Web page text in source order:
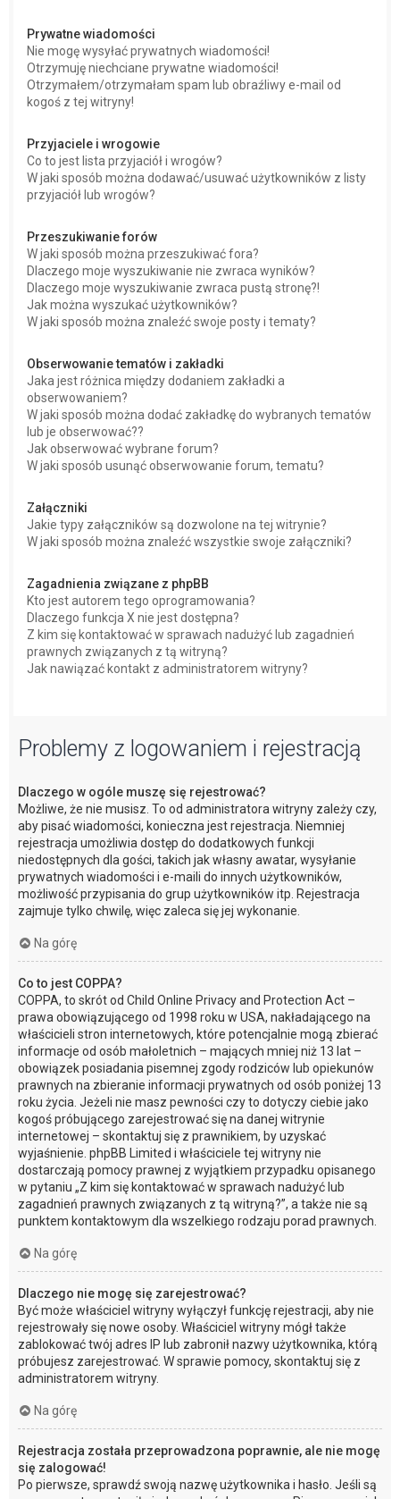
Prywatne wiadomości
Nie mogę wysyłać prywatnych wiadomości!
Otrzymuję niechciane prywatne wiadomości!
Otrzymałem/otrzymałam spam lub obraźliwy e-mail od
kogoś z tej witryny!
Przyjaciele i wrogowie
Co to jest lista przyjaciół i wrogów?
W jaki sposób można dodawać/usuwać użytkowników z listy
przyjaciół lub wrogów?
Przeszukiwanie forów
W jaki sposób można przeszukiwać fora?
Dlaczego moje wyszukiwanie nie zwraca wyników?
Dlaczego moje wyszukiwanie zwraca pustą stronę?!
Jak można wyszukać użytkowników?
W jaki sposób można znaleźć swoje posty i tematy?
Obserwowanie tematów i zakładki
Jaka jest różnica między dodaniem zakładki a
obserwowaniem?
W jaki sposób można dodać zakładkę do wybranych tematów
lub je obserwować??
Jak obserwować wybrane forum?
W jaki sposób usunąć obserwowanie forum, tematu?
Załączniki
Jakie typy załączników są dozwolone na tej witrynie?
W jaki sposób można znaleźć wszystkie swoje załączniki?
Zagadnienia związane z phpBB
Kto jest autorem tego oprogramowania?
Dlaczego funkcja X nie jest dostępna?
Z kim się kontaktować w sprawach nadużyć lub zagadnień
prawnych związanych z tą witryną?
Jak nawiązać kontakt z administratorem witryny?
Problemy z logowaniem i rejestracją
Dlaczego w ogóle muszę się rejestrować?
Możliwe, że nie musisz. To od administratora witryny zależy czy,
aby pisać wiadomości, konieczna jest rejestracja. Niemniej
rejestracja umożliwia dostęp do dodatkowych funkcji
niedostępnych dla gości, takich jak własny awatar, wysyłanie
prywatnych wiadomości i e-maili do innych użytkowników,
możliwość przypisania do grup użytkowników itp. Rejestracja
zajmuje tylko chwilę, więc zaleca się jej wykonanie.
Na górę
Co to jest COPPA?
COPPA, to skrót od Child Online Privacy and Protection Act –
prawa obowiązującego od 1998 roku w USA, nakładającego na
właścicieli stron internetowych, które potencjalnie mogą zbierać
informacje od osób małoletnich – mających mniej niż 13 lat –
obowiązek posiadania pisemnej zgody rodziców lub opiekunów
prawnych na zbieranie informacji prywatnych od osób poniżej 13
roku życia. Jeżeli nie masz pewności czy to dotyczy ciebie jako
kogoś próbującego zarejestrować się na danej witrynie
internetowej – skontaktuj się z prawnikiem, by uzyskać
wyjaśnienie. phpBB Limited i właściciele tej witryny nie
dostarczają pomocy prawnej z wyjątkiem przypadku opisanego
w pytaniu „Z kim się kontaktować w sprawach nadużyć lub
zagadnień prawnych związanych z tą witryną?”, a także nie są
punktem kontaktowym dla wszelkiego rodzaju porad prawnych.
Na górę
Dlaczego nie mogę się zarejestrować?
Być może właściciel witryny wyłączył funkcję rejestracji, aby nie
rejestrowały się nowe osoby. Właściciel witryny mógł także
zablokować twój adres IP lub zabronił nazwy użytkownika, którą
próbujesz zarejestrować. W sprawie pomocy, skontaktuj się z
administratorem witryny.
Na górę
Rejestracja została przeprowadzona poprawnie, ale nie mogę
się zalogować!
Po pierwsze, sprawdź swoją nazwę użytkownika i hasło. Jeśli są